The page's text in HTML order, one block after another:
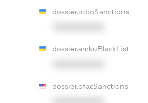
dossier.rnboSanctions
dossier.amkuBlackList
dossier.ofacSanctions